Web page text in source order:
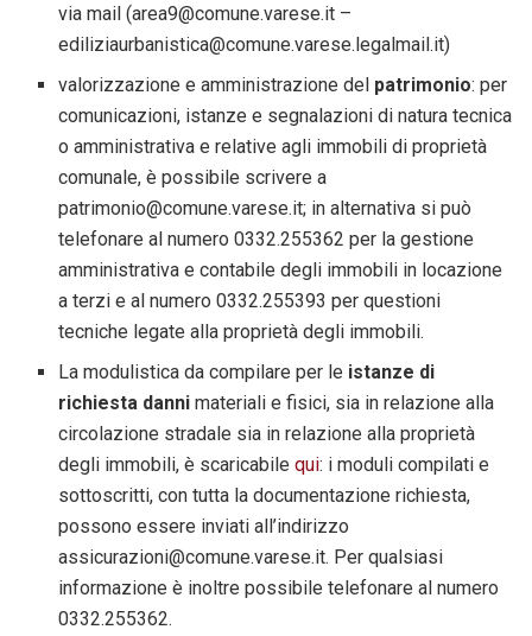
via mail (area9@comune.varese.it –
ediliziaurbanistica@comune.varese.legalmail.it)
valorizzazione e amministrazione del patrimonio: per
comunicazioni, istanze e segnalazioni di natura tecnica
o amministrativa e relative agli immobili di proprietà
comunale, è possibile scrivere a
patrimonio@comune.varese.it; in alternativa si può
telefonare al numero 0332.255362 per la gestione
amministrativa e contabile degli immobili in locazione
a terzi e al numero 0332.255393 per questioni
tecniche legate alla proprietà degli immobili.
La modulistica da compilare per le istanze di
richiesta danni materiali e fisici, sia in relazione alla
circolazione stradale sia in relazione alla proprietà
degli immobili, è scaricabilequi: i moduli compilati e
sottoscritti, con tutta la documentazione richiesta,
possono essere inviati all’indirizzo
assicurazioni@comune.varese.it. Per qualsiasi
informazione è inoltre possibile telefonare al numero
0332.255362.